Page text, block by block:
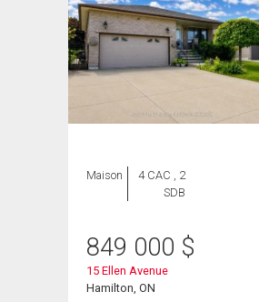
Maison
4 CAC , 2
SDB
849 000 $
15 Ellen Avenue
Hamilton, ON